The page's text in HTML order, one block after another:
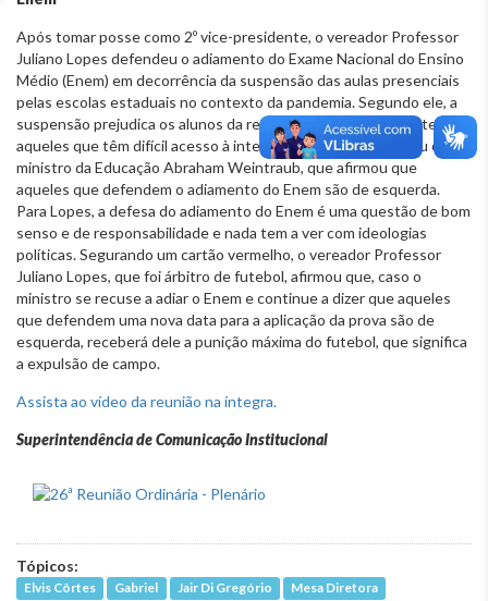
Após tomar posse como 2º vice-presidente, o vereador Professor
Juliano Lopes defendeu o adiamento do Exame Nacional do Ensino
Médio (Enem) em decorrência da suspensão das aulas presenciais
pelas escolas estaduais no contexto da pandemia. Segundo ele, a
suspensão prejudica os alunos da rede pública, principalmente
aqueles que têm difícil acesso à internet. O vereador criticou o
ministro da Educação Abraham Weintraub, que afirmou que
aqueles que defendem o adiamento do Enem são de esquerda.
Para Lopes, a defesa do adiamento do Enem é uma questão de bom
senso e de responsabilidade e nada tem a ver com ideologias
políticas. Segurando um cartão vermelho, o vereador Professor
Juliano Lopes, que foi árbitro de futebol, afirmou que, caso o
ministro se recuse a adiar o Enem e continue a dizer que aqueles
que defendem uma nova data para a aplicação da prova são de
esquerda, receberá dele a punição máxima do futebol, que significa
a expulsão de campo.
Assista ao vídeo da reunião na íntegra.
Superintendência de Comunicação Institucional
Tópicos:
Elvis Côrtes Gabriel Jair Di Gregório
Mesa Diretora